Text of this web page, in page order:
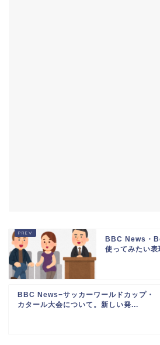
BBC News・
使ってみたい
BBC News−サッカーワールドカップ・
カタール大会について。新しい発...